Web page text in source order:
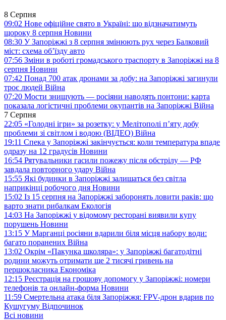
8 Серпня
09:02 Нове офіційне свято в Україні: що відзначатимуть
щороку 8 серпня Новини
08:30 У Запоріжжі з 8 серпня змінюють рух через Балковий
міст: схема об’їзду авто
07:56 Зміни в роботі громадського траспорту в Запоріжжі на 8
серпня Новини
07:42 Понад 700 атак дронами за добу: на Запоріжжі загинули
троє людей Війна
07:20 Мости знищують — росіяни наводять понтони: карта
показала логістичні проблеми окупантів на Запоріжжі Війна
7 Серпня
22:05 «Голодні ігри» за розетку: у Мелітополі п’яту добу
проблеми зі світлом і водою (ВІДЕО) Війна
19:11 Спека у Запоріжжі закінчується: коли температура впаде
одразу на 12 градусів Новини
16:54 Рятувальники гасили пожежу після обстрілу — РФ
завдала повторного удару Війна
15:55 Які будинки в Запоріжжі залишаться без світла
наприкінці робочого дня Новини
15:02 Із 15 серпня на Запоріжжі заборонять ловити раків: що
варто знати рибалкам Екологія
14:03 На Запоріжжі у відомому ресторані виявили купу
порушень Новини
13:15 У Марганці росіяни вдарили біля місця набору води:
багато поранених Війна
13:02 Окрім «Пакунка школяра»: у Запоріжжі багатодітні
родини можуть отримати ще 2 тисячі гривень на
першокласника Економіка
12:15 Реєстрація на грошову допомогу у Запоріжжі: номери
телефонів та онлайн-форма Новини
11:59 Смертельна атака біля Запоріжжя: FPV-дрон вдарив по
Кушугуму Відпочинок
Всі новини